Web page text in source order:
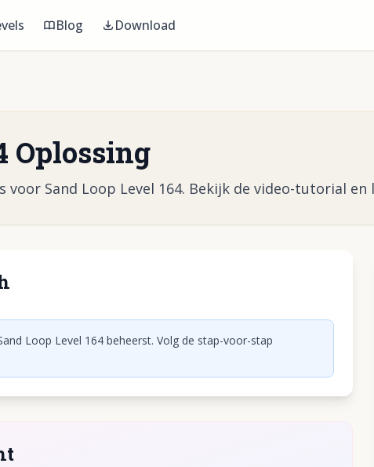
Blog Download
Oplossing
Sand Loop Level 164. Bekijk de video-tutorial
video af te spelen
Loop Level 164 beheerst. Volg de stap-voor-stap